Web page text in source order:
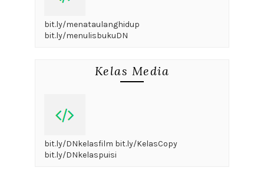
bit.ly/menataulanghidup
bit.ly/menulisbukuDN
Kelas Media
bit.ly/DNkelasfilm bit.ly/KelasCopy
bit.ly/DNkelaspuisi